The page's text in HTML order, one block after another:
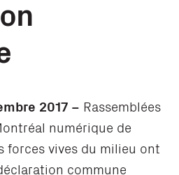
2017 – Rassemblées
numérique de
forces vives du milieu ont
commune